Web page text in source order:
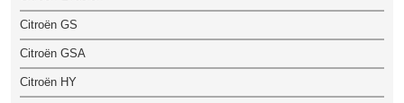
Citroën GS
Citroën GSA
Citroën HY